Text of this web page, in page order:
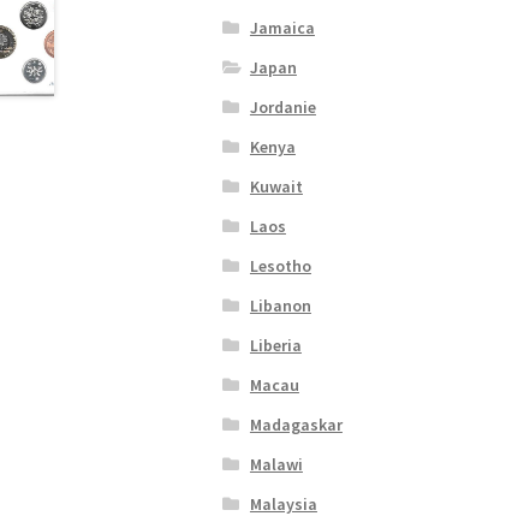
Jamaica
Japan
Jordanie
Kenya
Kuwait
Laos
Lesotho
Libanon
Liberia
Macau
Madagaskar
Malawi
Malaysia